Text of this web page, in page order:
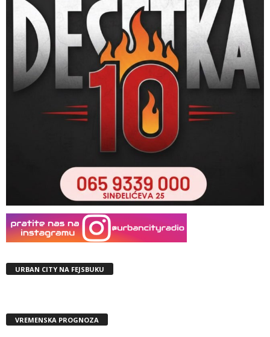
URBAN CITY NA FEJSBUKU
VREMENSKA PROGNOZA